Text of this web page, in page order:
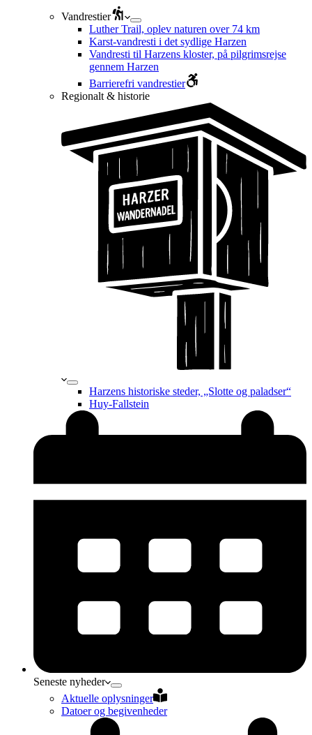
Vandrestier
Luther Trail, oplev naturen over 74 km
Karst-vandresti i det sydlige Harzen
Vandresti til Harzens kloster, på pilgrimsrejse
gennem Harzen
Barrierefri vandrestier
Regionalt & historie
Harzens historiske steder, „Slotte og paladser“
Huy-Fallstein
Seneste nyheder
Aktuelle oplysninger
Datoer og begivenheder